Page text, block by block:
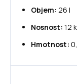
Objem: 26 l
Nosnost: 12
Hmotnost: